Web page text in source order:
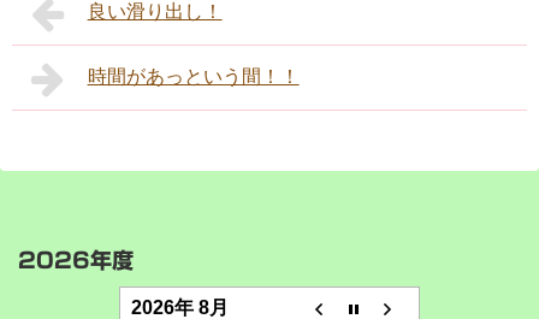
良い滑り出し！
時間があっという間！！
2026年度
2026年 8月